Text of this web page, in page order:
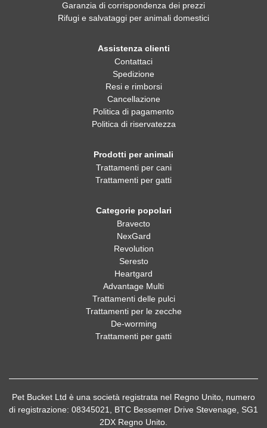
Garanzia di corrispondenza dei prezzi
Rifugi e salvataggi per animali domestici
Assistenza clienti
Contattaci
Spedizione
Resi e rimborsi
Cancellazione
Politica di pagamento
Politica di riservatezza
Prodotti per animali
Trattamenti per cani
Trattamenti per gatti
Categorie popolari
Bravecto
NexGard
Revolution
Seresto
Heartgard
Advantage Multi
Trattamenti delle pulci
Trattamenti per le zecche
De-worming
Trattamenti per gatti
Pet Bucket Ltd è una società registrata nel Regno Unito, numero
di registrazione: 08345021, BTC Bessemer Drive Stevenage, SG1
2DX Regno Unito.